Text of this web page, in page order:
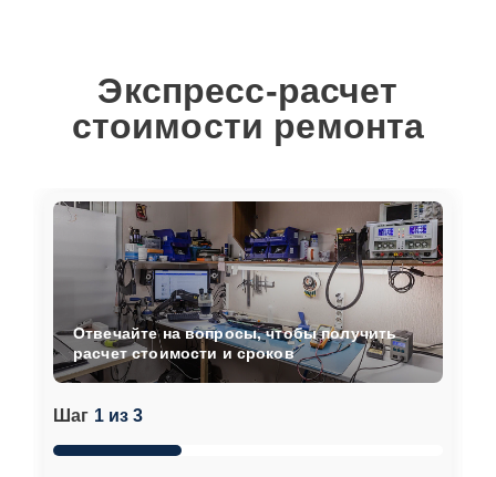
Экспресс-расчет
стоимости ремонта
Шаг 1 из 3
Отвечайте на вопросы, чтобы получить
расчет стоимости и сроков